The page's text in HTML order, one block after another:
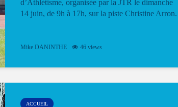
d’Athlétisme, organisée par la JTR le dimanche
14 juin, de 9h à 17h, sur la piste Christine Arron.
Mike DANINTHE 46 views
ACCUEIL